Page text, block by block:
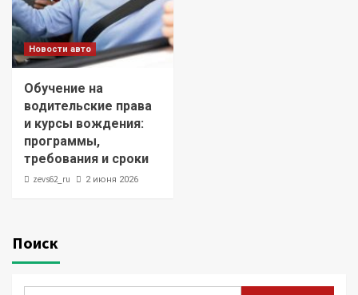
Новости авто
Обучение на
водительские права
и курсы вождения:
программы,
требования и сроки
zevs62_ru 2 июня 2026
Поиск